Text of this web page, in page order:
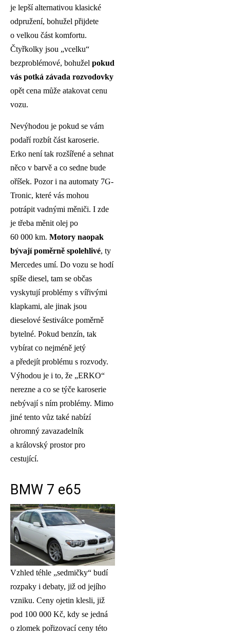
je lepší alternativou klasické
odpružení, bohužel přijdete
o velkou část komfortu.
Čtyřkolky jsou „vcelku“
bezproblémové, bohužel pokud
vás potká závada rozvodovky
opět cena může atakovat cenu
vozu.
Nevýhodou je pokud se vám
podaří rozbít část karoserie.
Erko není tak rozšířené a sehnat
něco v barvě a co sedne bude
oříšek. Pozor i na automaty 7G-
Tronic, které vás mohou
potrápit vadnými měniči. I zde
je třeba měnit olej po
60 000 km. Motory naopak
bývají poměrně spolehlivé, ty
Mercedes umí. Do vozu se hodí
spíše diesel, tam se občas
vyskytují problémy s vířivými
klapkami, ale jinak jsou
dieselové šestiválce poměrně
bytelné. Pokud benzín, tak
vybírat co nejméně jetý
a předejít problému s rozvody.
Výhodou je i to, že „ERKO“
nerezne a co se týče karoserie
nebývají s ním problémy. Mimo
jiné tento vůz také nabízí
ohromný zavazadelník
a královský prostor pro
cestující.
BMW 7 e65
Vzhled téhle „sedmičky“ budí
rozpaky i debaty, již od jejího
vzniku. Ceny ojetin klesli, již
pod 100 000 Kč, kdy se jedná
o zlomek pořizovací ceny této